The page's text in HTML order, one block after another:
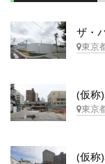
ザ・
東京
(仮称
東京
(仮称